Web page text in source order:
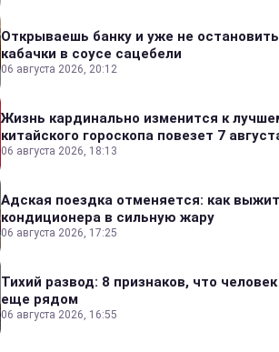
Открываешь банку и уже не
кабачки в соусе сацебели
06 августа 2026, 20:12
Жизнь кардинально изменится к
китайского гороскопа повезет 7
06 августа 2026, 18:13
Адская поездка отменяется: как
кондиционера в сильную жару
06 августа 2026, 17:25
Тихий развод: 8 признаков, что
еще рядом
06 августа 2026, 16:55